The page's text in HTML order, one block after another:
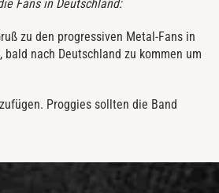
Fans in Deutschland:
zu den progressiven Metal-Fans in
bald nach Deutschland zu kommen um
Proggies sollten die Band